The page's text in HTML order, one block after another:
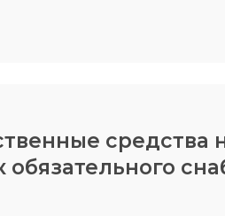
средства
обязательного